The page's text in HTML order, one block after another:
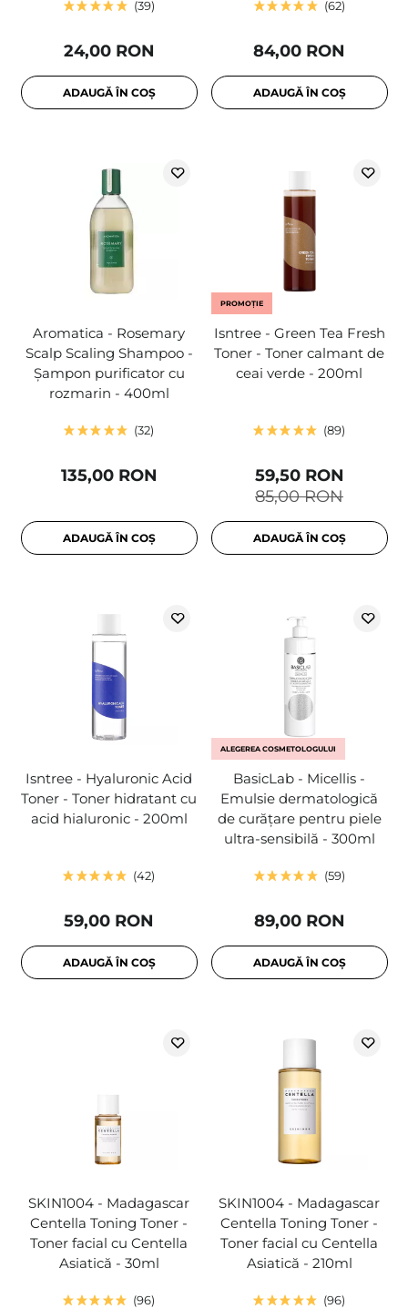
39
24,00 RON
ADAUGĂ ÎN COȘ
62
84,00 RON
ADAUGĂ ÎN COȘ
Aromatica - Rosemary
Scalp Scaling Shampoo -
Șampon purificator cu
rozmarin - 400ml
32
135,00 RON
ADAUGĂ ÎN COȘ
PROMOȚIE
Isntree - Green Tea Fresh
Toner - Toner calmant de
ceai verde - 200ml
89
85,00 RON
59,50 RON
ADAUGĂ ÎN COȘ
Isntree - Hyaluronic Acid
Toner - Toner hidratant cu
acid hialuronic - 200ml
42
59,00 RON
ADAUGĂ ÎN COȘ
ALEGEREA COSMETOLOGULUI
BasicLab - Micellis -
Emulsie dermatologică
de curățare pentru piele
ultra-sensibilă - 300ml
59
89,00 RON
ADAUGĂ ÎN COȘ
SKIN1004 - Madagascar
Centella Toning Toner -
Toner facial cu Centella
Asiatică - 30ml
96
SKIN1004 - Madagascar
Centella Toning Toner -
Toner facial cu Centella
Asiatică - 210ml
96